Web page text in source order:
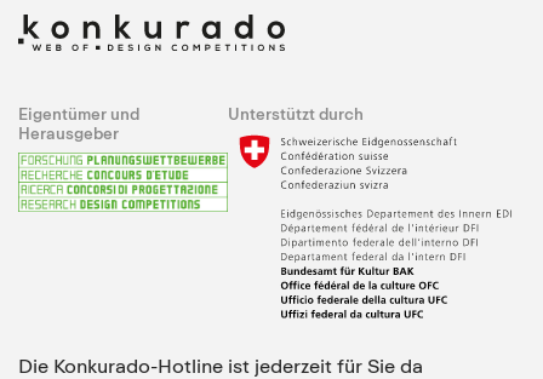
Eigentümer und
Herausgeber
Unterstützt durch
Die Konkurado-Hotline ist jederzeit für Sie da